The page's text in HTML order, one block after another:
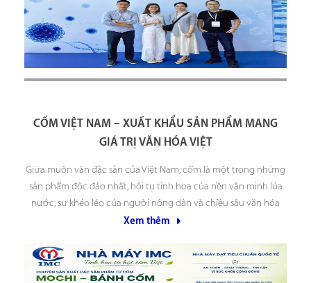
CỐM VIỆT NAM – XUẤT KHẨU SẢN PHẨM MANG
GIÁ TRỊ VĂN HÓA VIỆT
Giữa muôn vàn đặc sản của Việt Nam, cốm là một trong những
sản phẩm độc đáo nhất, hội tụ tinh hoa của nền văn minh lúa
nước, sự khéo léo của người nông dân và chiều sâu văn hóa
dân tộc. Từ những hạt lúa nếp non căng tràn
Xem thêm